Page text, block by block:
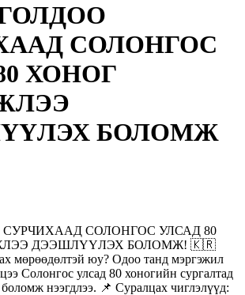
СОЛОНГОС
ХОНОГ
БОЛОМЖ
СОЛОНГОС УЛСАД 80
ДЭЭШЛҮҮЛЭХ БОЛОМЖ! 🇰🇷
мөрөөдөлтэй юу? Одоо танд мэргэжил
Солонгос улсад 80 хоногийн сургалтад
нээгдлээ. 📌 Суралцах чиглэлүүд: